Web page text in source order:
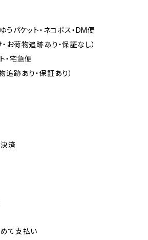
うパケット・ネコポス・DM便
お荷物追跡あり・保証なし）
・宅急便
追跡あり・保証あり）
済
めて支払い